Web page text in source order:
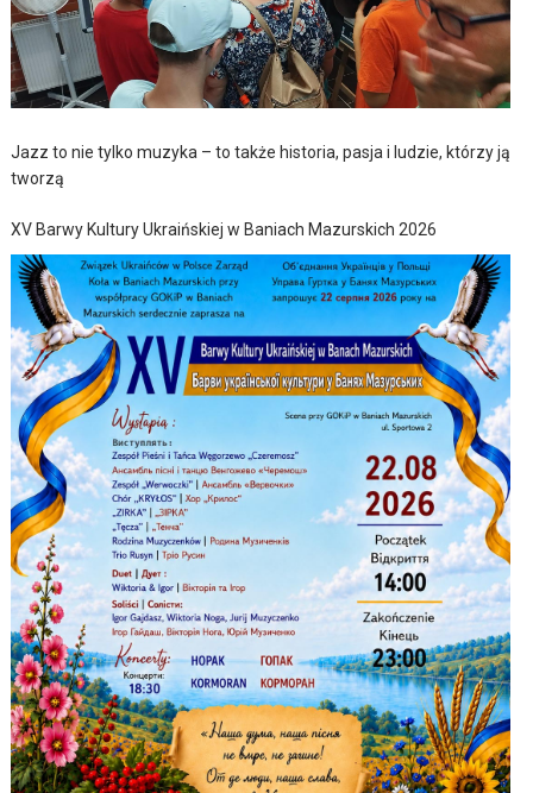
Jazz to nie tylko muzyka – to także historia, pasja i ludzie, którzy ją
tworzą
XV Barwy Kultury Ukraińskiej w Baniach Mazurskich 2026